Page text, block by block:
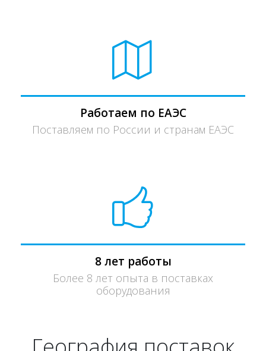
Работаем по ЕАЭС
Поставляем по России и странам ЕАЭС
8 лет работы
Более 8 лет опыта в поставках
оборудования